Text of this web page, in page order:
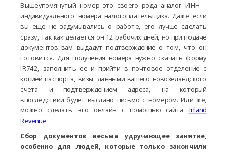
Вышеупомянутый номер это своего рода аналог ИНН –
индивидуального номера налогоплательщика. Даже если
вы еще не задумывались о работе, его лучше сделать
сразу, так как делается он 12 рабочих дней, но при подаче
документов вам выдадут подтверждение о том, что он
готовится. Для получения номера нужно скачать форму
IR742, заполнить ее и прийти в почтовое отделение с
копией паспорта, визы, данными вашего новозеландского
счета и подтверждением адреса, на который
впоследствии будет выслано письмо с номером. Или же,
можно сделать это онлайн с помощью сайта Inland
Revenue.
Сбор документов весьма удручающее занятие,
особенно для людей, которые только закончили